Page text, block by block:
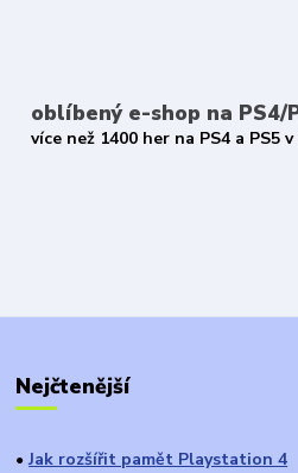
oblíbený e-shop na PS4/
více než 1400 her na PS4 a PS5
Nejčtenější
● Jak rozšířit pamět Playstation 4